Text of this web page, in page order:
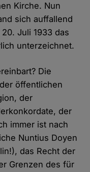
Kirche. Nun
sich auffallend
Juli 1933 das
unterzeichnet.
Die
öffentlichen
der
der
immer ist nach
Nuntius Doyen
das Recht der
Grenzen des für